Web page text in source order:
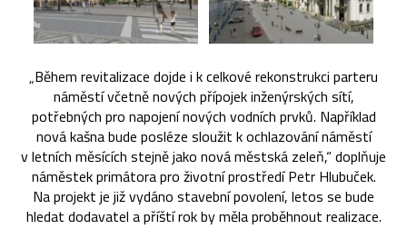
„Během revitalizace dojde i k celkové rekonstrukci parteru
náměstí včetně nových přípojek inženýrských sítí,
potřebných pro napojení nových vodních prvků. Například
nová kašna bude posléze sloužit k ochlazování náměstí
v letních měsících stejně jako nová městská zeleň,“ doplňuje
náměstek primátora pro životní prostředí Petr Hlubuček.
Na projekt je již vydáno stavební povolení, letos se bude
hledat dodavatel a příští rok by měla proběhnout realizace.